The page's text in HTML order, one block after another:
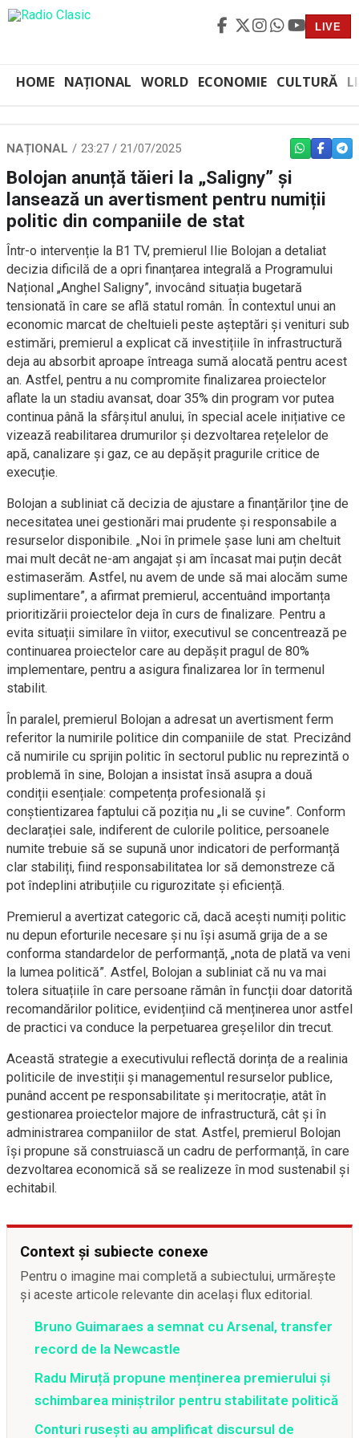
LIVE
HOME NAȚIONAL WORLD ECONOMIE CULTURĂ
NAȚIONAL 23:27 / 21/07/2025 WHATSAPP
Bolojan anunță tăieri la „Saligny” și
lansează un avertisment pentru numiții
politic din companiile de stat
Într-o intervenție la B1 TV, premierul Ilie Bolojan a detaliat
decizia dificilă de a opri finanțarea integrală a Programului
Național „Anghel Saligny”, invocând situația bugetară
tensionată în care se află statul român. În contextul unui an
economic marcat de cheltuieli peste așteptări și venituri sub
estimări, premierul a explicat că investițiile în infrastructură
deja au absorbit aproape întreaga sumă alocată pentru acest
an. Astfel, pentru a nu compromite finalizarea proiectelor
aflate la un stadiu avansat, doar 35% din program vor putea
continua până la sfârșitul anului, în special acele inițiative ce
vizează reabilitarea drumurilor și dezvoltarea rețelelor de
apă, canalizare și gaz, ce au depășit pragurile critice de
execuție.
Bolojan a subliniat că decizia de ajustare a finanțărilor ține de
necesitatea unei gestionări mai prudente și responsabile a
resurselor disponibile. „Noi în primele șase luni am cheltuit
mai mult decât ne-am angajat și am încasat mai puțin decât
estimaserăm. Astfel, nu avem de unde să mai alocăm sume
suplimentare”, a afirmat premierul, accentuând importanța
prioritizării proiectelor deja în curs de finalizare. Pentru a
evita situații similare în viitor, executivul se concentrează pe
continuarea proiectelor care au depășit pragul de 80%
implementare, pentru a asigura finalizarea lor în termenul
stabilit.
În paralel, premierul Bolojan a adresat un avertisment ferm
referitor la numirile politice din companiile de stat. Precizând
că numirile cu sprijin politic în sectorul public nu reprezintă o
problemă în sine, Bolojan a insistat însă asupra a două
condiții esențiale: competența profesională și
conștientizarea faptului că poziția nu „li se cuvine”. Conform
declarației sale, indiferent de culorile politice, persoanele
numite trebuie să se supună unor indicatori de performanță
clar stabiliți, fiind responsabilitatea lor să demonstreze că
pot îndeplini atribuțiile cu rigurozitate și eficiență.
Premierul a avertizat categoric că, dacă acești numiți politic
nu depun eforturile necesare și nu își asumă grija de a se
conforma standardelor de performanță, „nota de plată va veni
la lumea politică”. Astfel, Bolojan a subliniat că nu va mai
tolera situațiile în care persoane rămân în funcții doar datorită
recomandărilor politice, evidențiind că menținerea unor astfel
de practici va conduce la perpetuarea greșelilor din trecut.
Această strategie a executivului reflectă dorința de a realinia
politicile de investiții și managementul resurselor publice,
punând accent pe responsabilitate și meritocrație, atât în
gestionarea proiectelor majore de infrastructură, cât și în
administrarea companiilor de stat. Astfel, premierul Bolojan
își propune să construiască un cadru de performanță, în care
dezvoltarea economică să se realizeze în mod sustenabil și
echitabil.
Context și subiecte conexe
Pentru o imagine mai completă a subiectului, urmărește
și aceste articole relevante din același flux editorial.
Bruno Guimaraes a semnat cu Arsenal, transfer
record de la Newcastle
Radu Miruță propune menținerea premierului și
schimbarea miniștrilor pentru stabilitate politică
Conturi rusești au amplificat discursul de